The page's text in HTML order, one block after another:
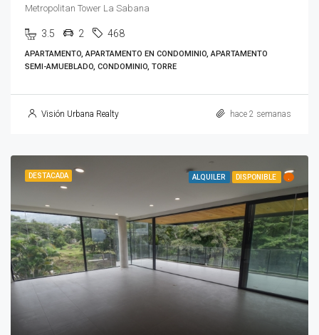
Metropolitan Tower La Sabana
3.5 2 468
APARTAMENTO, APARTAMENTO EN CONDOMINIO, APARTAMENTO
SEMI-AMUEBLADO, CONDOMINIO, TORRE
Visión Urbana Realty hace 2 semanas
DESTACADA ALQUILER DISPONIBLE